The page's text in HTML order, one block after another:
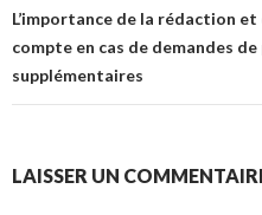
L’importance de la rédaction
compte en cas de demandes
supplémentaires
LAISSER UN